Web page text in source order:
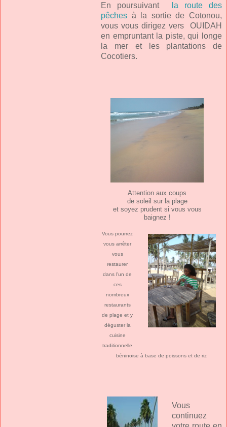
En poursuivant
la route des
pêches à la sortie de Cotonou,
vous vous dirigez vers OUIDAH
en empruntant la piste, qui longe
la mer et les plantations de
Cocotiers.
Attention aux coups
de soleil sur la plage
et soyez prudent si vous vous
baignez !
Vous pourrez
vous arrêter
vous
restaurer
dans l'un de
ces
nombreux
restaurants
de plage et y
déguster la
cuisine
traditionnelle
béninoise à base de poissons et de riz
Vous
continuez